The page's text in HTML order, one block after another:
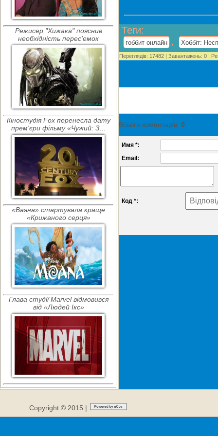
Режисер "Хижака" пояснив
необхідність перес'емок
Кіностудія Fox перенесла дату
прем'єри фільму «Чужий: З...
«Ваяна» стартувала краще
«Крижаного серця»
Глава студії Marvel відмовився
від «Людей Ікс»
Теги:
гоббит онлайн , Хоббіт:
Переглядів: 17482 | Завантажень: 0 |
Всього коментарів: 0
Имя *:
Email:
Код *:
Copyright © 2015 |